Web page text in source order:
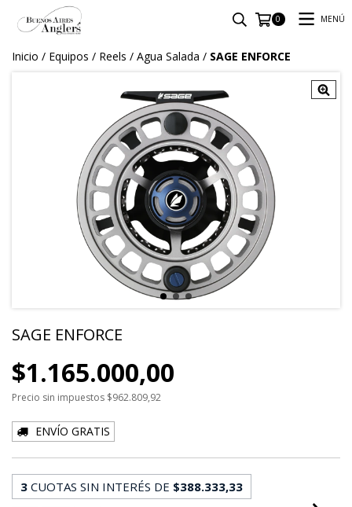
0 MENÚ
Inicio / Equipos / Reels / Agua Salada / SAGE ENFORCE
SAGE ENFORCE
$1.165.000,00
Precio sin impuestos $962.809,92
ENVÍO GRATIS
3 CUOTAS SIN INTERÉS DE $388.333,33